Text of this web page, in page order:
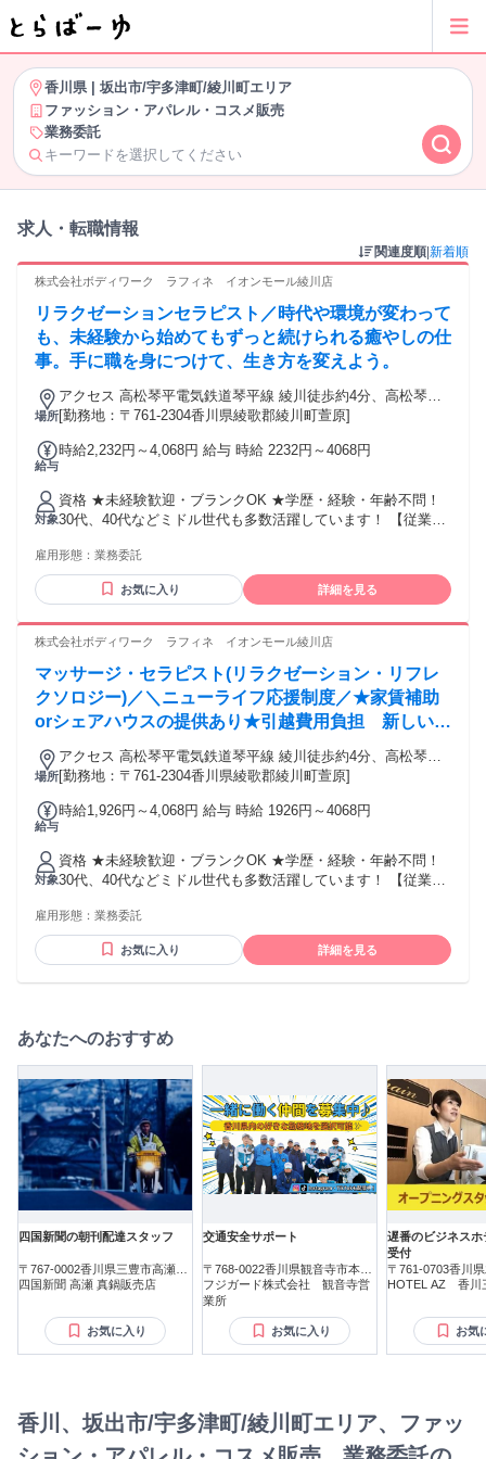
香川県| 坂出市/宇多津町/綾川町エリア
ファッション・アパレル・コスメ販売
業務委託
キーワードを選択してください
求人・転職情報
関連度順 新着順
株式会社ボディワーク ラフィネ イオンモール綾川店
リラクゼーションセラピスト／時代や環境が変わって
も、未経験から始めてもずっと続けられる癒やしの仕
事。手に職を身につけて、生き方を変えよう。
場所
アクセス 高松琴平電気鉄道琴平線 綾川徒歩約4分、高松琴平
電気鉄道琴平線 滝宮徒歩約13分、高松琴平電気鉄道琴平線 陶
[勤務地：〒761-2304香川県綾歌郡綾川町萱原]
給与
時給2,232円～4,068円 給与 時給 2232円～4068円
対象
資格 ★未経験歓迎・ブランクOK ★学歴・経験・年齢不問！
30代、40代などミドル世代も多数活躍しています！ 【従業員
タッフも多数 ◆男女比 １：９ 女性が多めです 【経験者の方
も大歓迎！優遇します】 リラクゼーションサロン・ストレッ
チ/整体専門店・接骨院・リフレ/アロマ専門店など、当てはま
灸師・あん摩マッサージ指圧師・柔道整復師などの方も活躍
面接でお伝えします。 もし経験に自信のない方も、ご相談く
ださい！
雇用形態： 業務委託
お気に入り 詳細を見る
株式会社ボディワーク ラフィネ イオンモール綾川店
マッサージ・セラピスト(リラクゼーション・リフレ
クソロジー)／＼ニューライフ応援制度／★家賃補助
orシェアハウスの提供あり★引越費用負担 新しい地
で新しい人生を♪
場所
アクセス 高松琴平電気鉄道琴平線 綾川徒歩約4分、高松琴平
電気鉄道琴平線 滝宮徒歩約13分、高松琴平電気鉄道琴平線 陶
[勤務地：〒761-2304香川県綾歌郡綾川町萱原]
給与
時給1,926円～4,068円 給与 時給 1926円～4068円
対象
資格 ★未経験歓迎・ブランクOK ★学歴・経験・年齢不問！
30代、40代などミドル世代も多数活躍しています！ 【従業員
タッフも多数 ◆男女比 １：９ 女性が多めです 【経験者の方
も大歓迎！優遇します】 リラクゼーションサロン・ストレッ
チ/整体専門店・接骨院・リフレ/アロマ専門店など、当てはま
面接でお伝えします。 もし経験に自信のない方も、ご相談く
雇用形態： 業務委託
お気に入り 詳細を見る
あなたへのおすすめ
四国新聞の朝刊配達スタッフ
〒767-0002香川県三豊市高瀬町
新名
四国新聞 高瀬 真鍋販売店
お気に入り
交通安全サポート
〒768-0022香川県観音寺市本大
町
フジガード株式会社 観音寺営
業所
お気に入り
遅番のビジネス
受付
〒761-0703香川
HOTEL AZ 香川
お気
香川、坂出市/宇多津町/綾川町エリア、ファッ